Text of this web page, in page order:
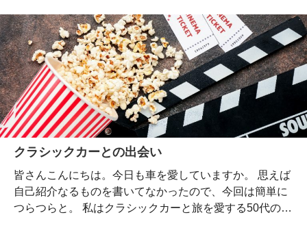
かると思い、今は片道15分のところに引っ越しました。
走行距離は前より抑えられましたが、休みの日には愛車
とともにドライブに繰り出している日もあるので、酷使
し過ぎないように気を付けています。 週1回愛車に乗っ
ている旧車ユーザーは6割以上 「旧車王」を運営するカ
レント自動車が、旧車に興味がある人（173名）に、旧
車の運転頻度と利用目的についてアンケートを実施した
そうで、その結果によると、28.9…
クラシックカーとの出会い
皆さんこんにちは。今日も車を愛していますか。 思えば
自己紹介なるものを書いてなかったので、今回は簡単に
つらつらと。 私はクラシックカーと旅を愛する50代のお